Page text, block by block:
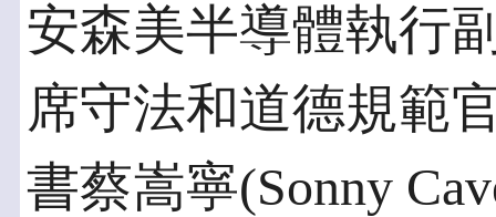
安森美半導體執行
席守法和道德規範
書蔡嵩寧(Sonny